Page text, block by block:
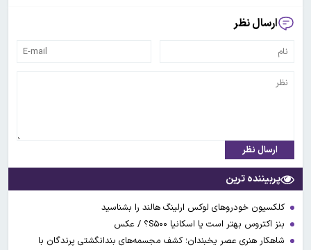
ارسال نظر
ارسال نظر
پربیننده ترین
کلکسیون خودروهای لوکس ارلینگ هالند را بشناسید
بنز اکتروس بهتر است یا اسکانیا S۵۰۰؟ / عکس
شاهکار هنری عصر یخبندان؛ کشف مجسمه‌های بندانگشتی‌ پرندگان با